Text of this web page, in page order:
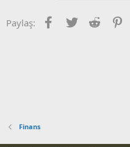
Paylaş: Facebook
Twitter Reddit
Finans